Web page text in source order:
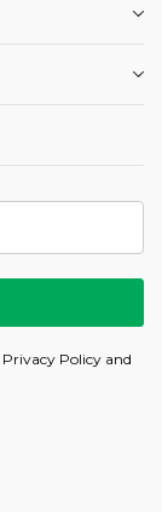
Privacy Policy and